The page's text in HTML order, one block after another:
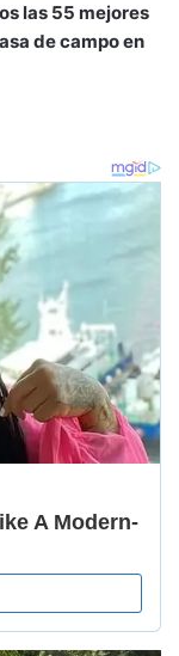
las 55 mejores
de campo en